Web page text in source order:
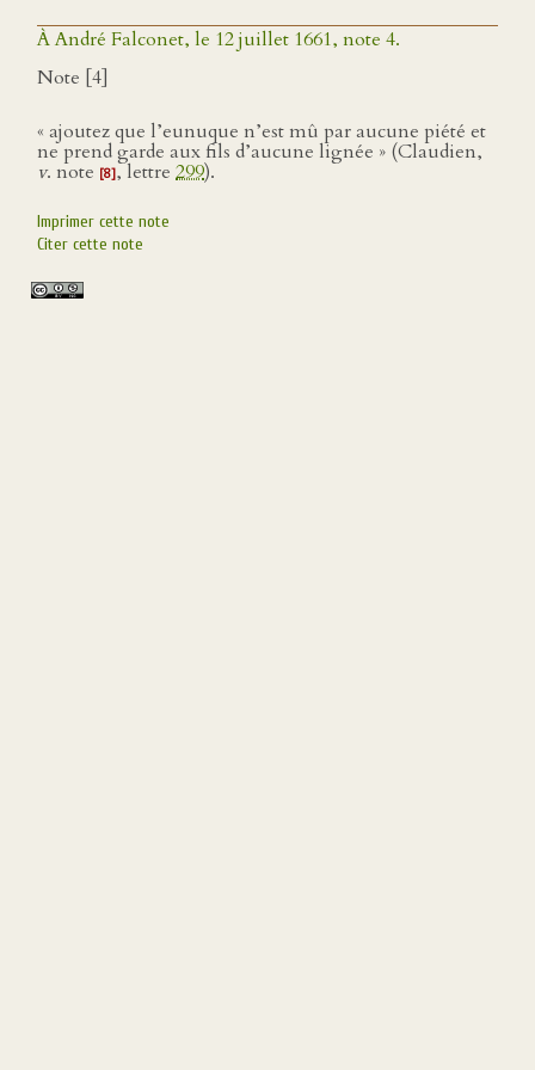
À André Falconet, le 12 juillet 1661, note 4.
Note [4]
« ajoutez que l’eunuque n’est mû par aucune piété et
ne prend garde aux fils d’aucune lignée » (Claudien,
v. note [8], lettre 299).
Imprimer cette note
Citer cette note